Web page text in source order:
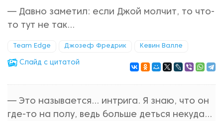
— Давно заметил: если Джой молчит, то что-
то тут не так...
Team Edge Джозеф Фредрик Кевин Валле
Cлайд с цитатой
— Это называется... интрига. Я знаю, что он
где-то на полу, ведь больше деться некуда...